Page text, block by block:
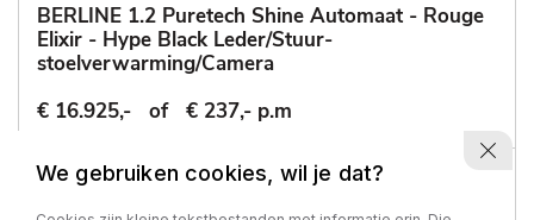
BERLINE 1.2 Puretech Shine Automaat - Rouge
Elixir - Hype Black Leder/Stuur-
stoelverwarming/Camera
€ 16.925,-
of € 237,- p.m
77.218 km-2022
We gebruiken cookies, wil je dat?